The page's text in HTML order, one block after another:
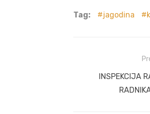
Tag: jagodina
navigation
Previous
INSPEKCIJA